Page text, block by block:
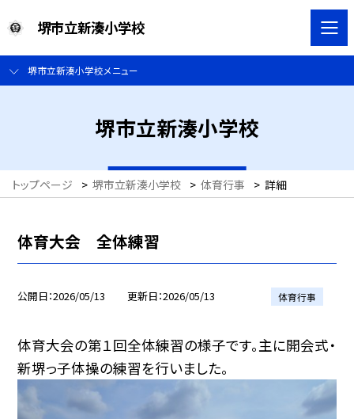
堺市立新湊小学校
堺市立新湊小学校メニュー
堺市立新湊小学校
トップページ > 堺市立新湊小学校 > 体育行事 > 詳細
体育大会 全体練習
公開日 2026/05/13 更新日 2026/05/13 体育行事
体育大会の第１回全体練習の様子です。主に開会式・
新堺っ子体操の練習を行いました。